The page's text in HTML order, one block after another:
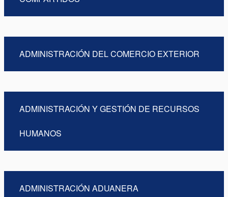
ADMINISTRACIÓN DEL COMERCIO EXTERIOR
ADMINISTRACIÓN Y GESTIÓN DE RECURSOS
HUMANOS
ADMINISTRACIÓN ADUANERA